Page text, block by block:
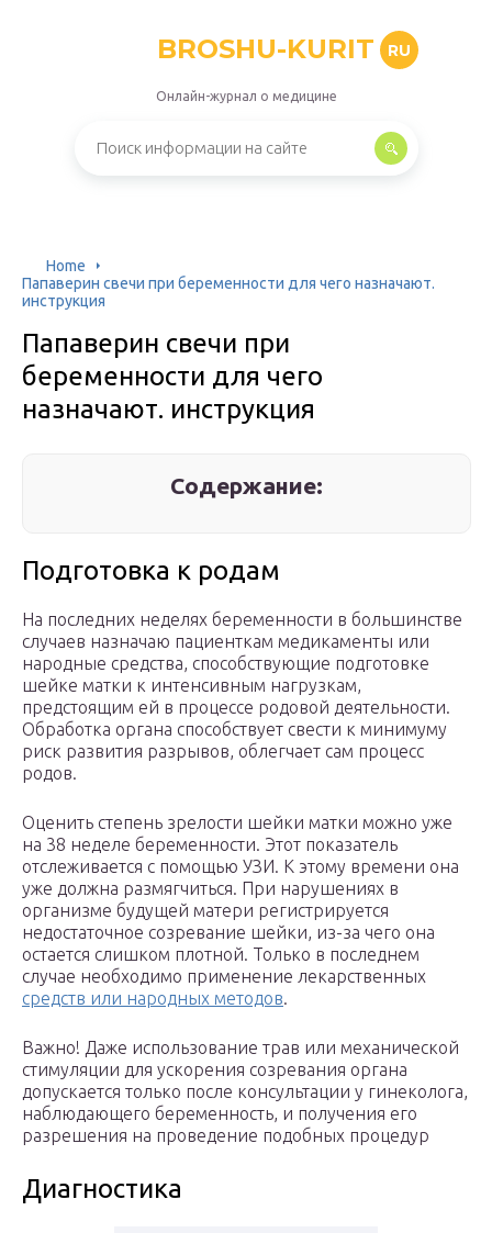
BROSHU-KURIT RU
Онлайн-журнал о медицине
Home
Папаверин свечи при беременности для чего назначают.
инструкция
Папаверин свечи при
беременности для чего
назначают. инструкция
Содержание:
Подготовка к родам
На последних неделях беременности в большинстве
случаев назначаю пациенткам медикаменты или
народные средства, способствующие подготовке
шейке матки к интенсивным нагрузкам,
предстоящим ей в процессе родовой деятельности.
Обработка органа способствует свести к минимуму
риск развития разрывов, облегчает сам процесс
родов.
Оценить степень зрелости шейки матки можно уже
на 38 неделе беременности. Этот показатель
отслеживается с помощью УЗИ. К этому времени она
уже должна размягчиться. При нарушениях в
организме будущей матери регистрируется
недостаточное созревание шейки, из-за чего она
остается слишком плотной. Только в последнем
случае необходимо применение лекарственных
средств или народных методов.
Важно! Даже использование трав или механической
стимуляции для ускорения созревания органа
допускается только после консультации у гинеколога,
наблюдающего беременность, и получения его
разрешения на проведение подобных процедур
Диагностика